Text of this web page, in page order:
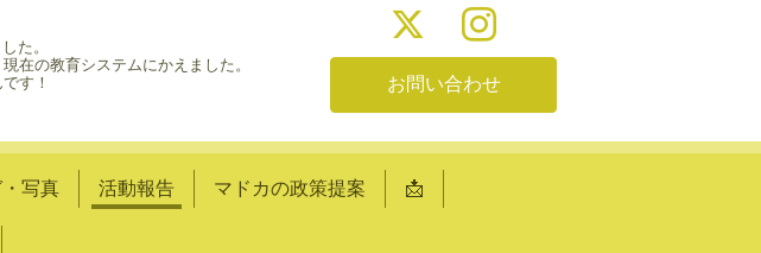
た。
在の教育システムにかえました。
す！
お問い合わせ
写真 活動報告 マドカの政策提案 📩